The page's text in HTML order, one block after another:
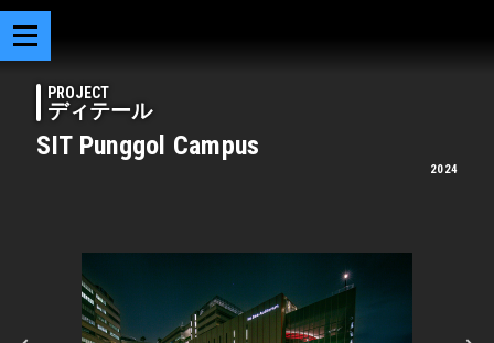
PROJECT
ディテール
SIT Punggol Campus
2024